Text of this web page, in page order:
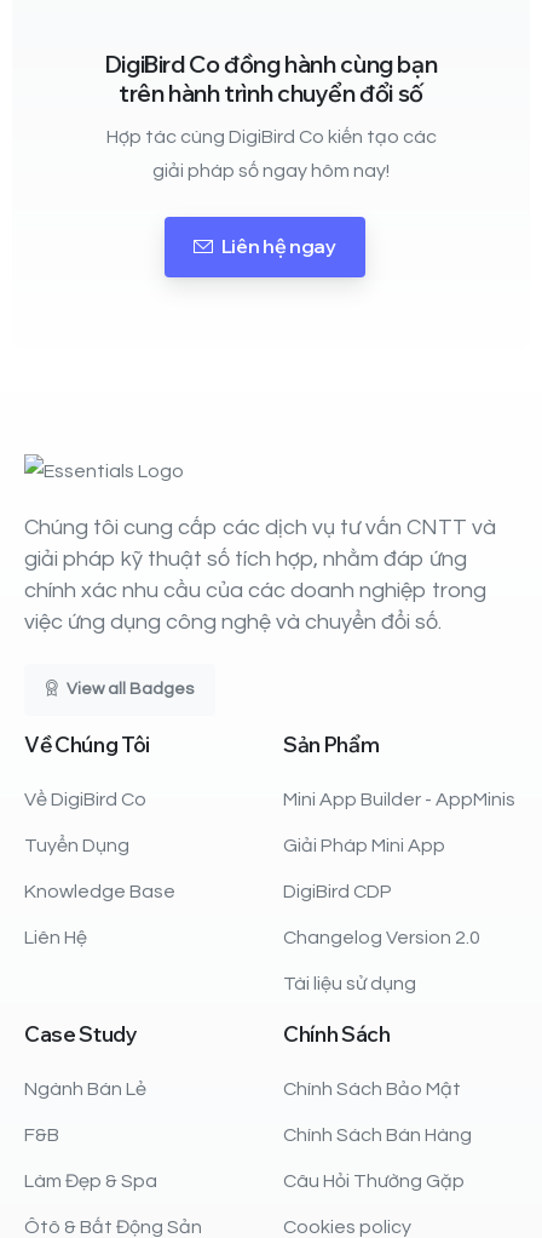
DigiBird Co đồng hành cùng bạn
trên hành trình chuyển đổi số
Hợp tác cùng DigiBird Co kiến tạo các
giải pháp số ngay hôm nay!
Liên hệ ngay
Chúng tôi cung cấp các dịch vụ tư vấn CNTT và
giải pháp kỹ thuật số tích hợp, nhằm đáp ứng
chính xác nhu cầu của các doanh nghiệp trong
việc ứng dụng công nghệ và chuyển đổi số.
View all Badges
VềChúngTôi
Về DigiBird Co
Tuyển Dụng
Knowledge Base
Liên Hệ
Sản Phẩm
Mini App Builder - AppMinis
Giải Pháp Mini App
DigiBird CDP
Changelog Version 2.0
Tài liệu sử dụng
CaseStudy
Ngành Bán Lẻ
F&B
Làm Đẹp & Spa
Ôtô & Bất Động Sản
ChínhSách
Chính Sách Bảo Mật
Chính Sách Bán Hàng
Câu Hỏi Thường Gặp
Cookies policy